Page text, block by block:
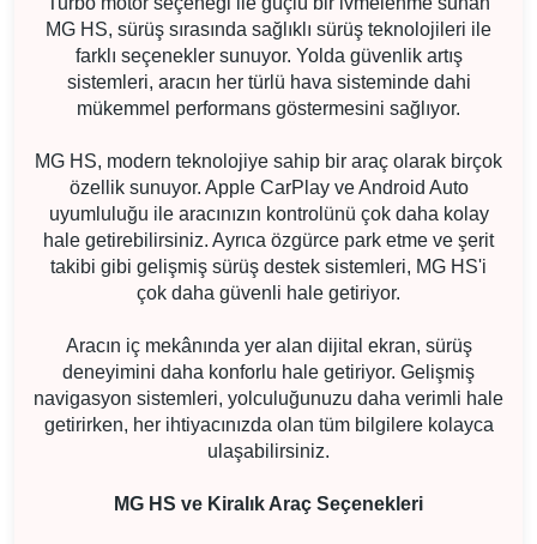
MG HS, sürüş sırasında sağlıklı sürüş teknolojileri ile
farklı seçenekler sunuyor. Yolda güvenlik artış
sistemleri, aracın her türlü hava sisteminde dahi
mükemmel performans göstermesini sağlıyor.
MG HS, modern teknolojiye sahip bir araç olarak birçok
özellik sunuyor. Apple CarPlay ve Android Auto
uyumluluğu ile aracınızın kontrolünü çok daha kolay
hale getirebilirsiniz. Ayrıca özgürce park etme ve şerit
takibi gibi gelişmiş sürüş destek sistemleri, MG HS'i
çok daha güvenli hale getiriyor.
Aracın iç mekânında yer alan dijital ekran, sürüş
deneyimini daha konforlu hale getiriyor. Gelişmiş
navigasyon sistemleri, yolculuğunuzu daha verimli hale
getirirken, her ihtiyacınızda olan tüm bilgilere kolayca
ulaşabilirsiniz.
MG HS ve Kiralık Araç Seçenekleri